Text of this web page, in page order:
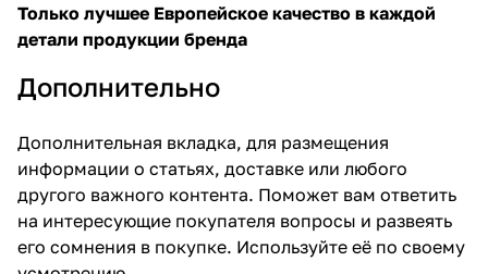
Только лучшее Европейское качество в каждой
детали продукции бренда
Дополнительно
Дополнительная вкладка, для размещения
информации о статьях, доставке или любого
другого важного контента. Поможет вам ответить
на интересующие покупателя вопросы и развеять
его сомнения в покупке. Используйте её по своему